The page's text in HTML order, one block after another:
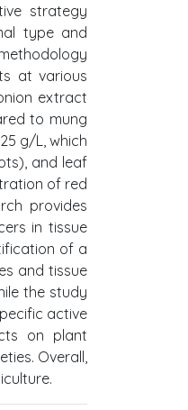
strategy
type and
at various
extract
to mung
g/L, which
and leaf
of red
provides
in tissue
of a
and tissue
the study
active
on plant
Overall,